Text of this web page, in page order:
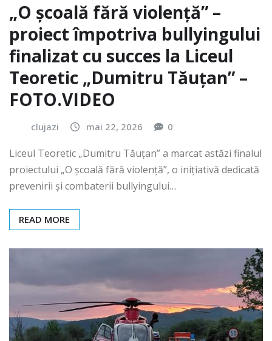
„O școală fără violență” –
proiect împotriva bullyingului
finalizat cu succes la Liceul
Teoretic „Dumitru Tăuțan” –
FOTO.VIDEO
clujazi mai 22, 2026 0
Liceul Teoretic „Dumitru Tăuțan” a marcat astăzi finalul
proiectului „O școală fără violență”, o inițiativă dedicată
prevenirii și combaterii bullyingului…
READ MORE